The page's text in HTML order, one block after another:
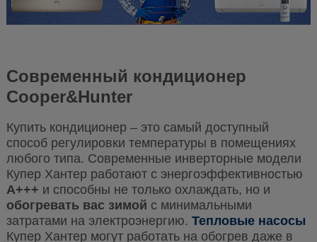
Современный кондиционер
Cooper&Hunter
Купить кондиционер – это самый доступный
способ регулировки температуры в помещениях
любого типа. Современные инверторные модели
Купер Хантер работают с энергоэффективностью
A+++ и способны не только охлаждать, но и
обогревать вас зимой с минимальными
затратами на электроэнергию. Тепловые насосы
Купер Хантер могут работать на обогрев даже в